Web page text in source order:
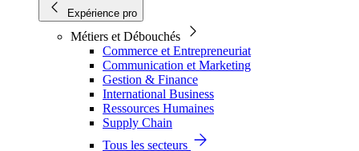
Expérience pro
Métiers et Débouchés
Commerce et Entrepreneuriat
Communication et Marketing
Gestion & Finance
International Business
Ressources Humaines
Supply Chain
Tous les secteurs